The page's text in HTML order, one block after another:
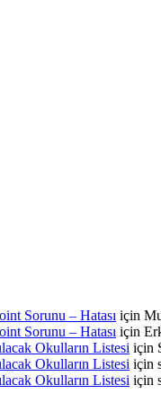
Sorunu – Hatası için
Sorunu – Hatası için
Okulların Listesi için
Okulların Listesi için
Okulların Listesi için